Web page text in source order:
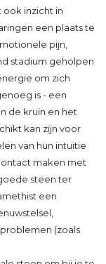
inzicht in
een plaats te
pijn,
stadium geholpen
om zich
is - een
de kruin en het
kan zijn voor
van hun intuïtie
maken met
steen ter
een
(zoals